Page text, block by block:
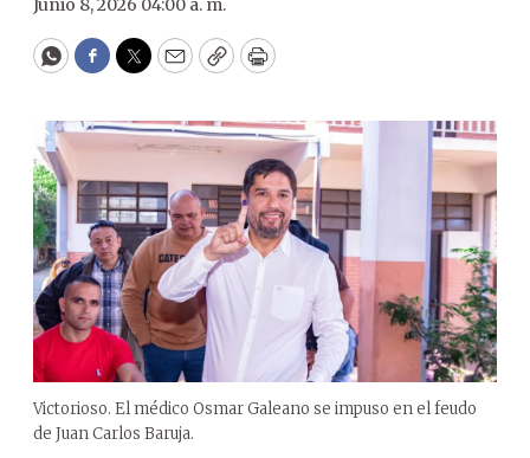
Junio 8, 2026 04:00 a. m.
WhatsApp
Facebook
Twitter
EmailCopyPrint
Victorioso. El médico Osmar Galeano se impuso en el feudo
de Juan Carlos Baruja.